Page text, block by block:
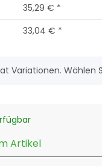
35,29 € *
33,04 € *
Variationen.
Artikel